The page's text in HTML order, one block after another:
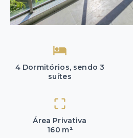
4 Dormitórios, sendo 3
suítes
Área Privativa
160 m²